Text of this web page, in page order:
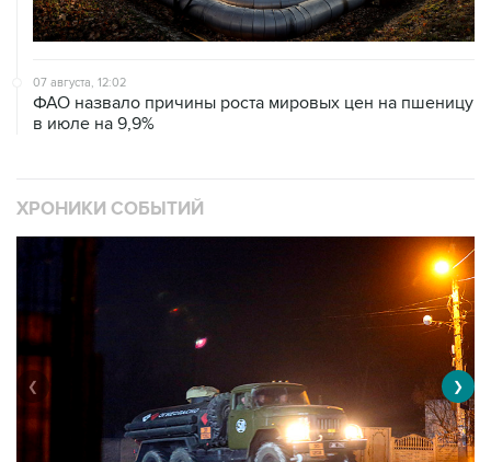
07 августа, 12:02
ФАО назвало причины роста мировых цен на пшеницу
в июле на 9,9%
ХРОНИКИ СОБЫТИЙ
❮ ❯